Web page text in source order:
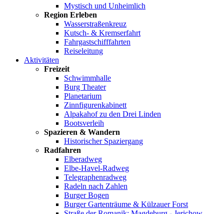
Mystisch und Unheimlich
Region Erleben
Wasserstraßenkreuz
Kutsch- & Kremserfahrt
Fahrgastschifffahrten
Reiseleitung
Aktivitäten
Freizeit
Schwimmhalle
Burg Theater
Planetarium
Zinnfigurenkabinett
Alpakahof zu den Drei Linden
Bootsverleih
Spazieren & Wandern
Historischer Spaziergang
Radfahren
Elberadweg
Elbe-Havel-Radweg
Telegraphenradweg
Radeln nach Zahlen
Burger Bogen
Burger Gartenträume & Külzauer Forst